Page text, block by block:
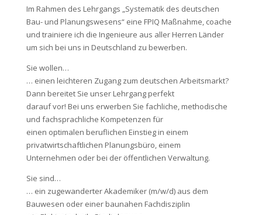
Im Rahmen des Lehrgangs „Systematik des deutschen
Bau- und Planungswesens“ eine FPIQ Maßnahme, coache
und trainiere ich die Ingenieure aus aller Herren Länder
um sich bei uns in Deutschland zu bewerben.
Sie wollen…
… einen leichteren Zugang zum deutschen Arbeitsmarkt?
Dann bereitet Sie unser Lehrgang perfekt
darauf vor! Bei uns erwerben Sie fachliche, methodische
und fachsprachliche Kompetenzen für
einen optimalen beruflichen Einstieg in einem
privatwirtschaftlichen Planungsbüro, einem
Unternehmen oder bei der öffentlichen Verwaltung.
Sie sind…
… ein zugewanderter Akademiker (m/w/d) aus dem
Bauwesen oder einer baunahen Fachdisziplin